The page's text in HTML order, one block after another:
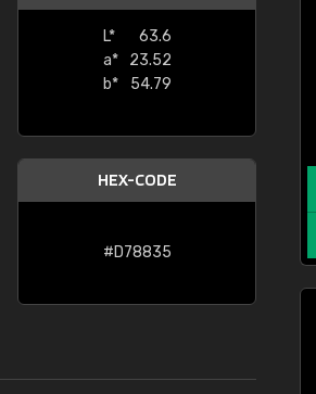
L*
63.6
a*
23.52
b*
54.79
HEX-CODE
#D78835